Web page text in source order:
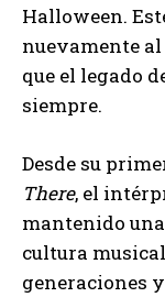
Halloween.
nuevamente
que el legado
siempre.
Desde su
There, el
mantenido
cultura
generaciones